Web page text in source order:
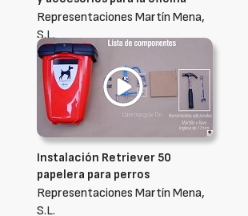
Representaciones Martín Mena,
S.L.
Instalación Retriever 50
papelera para perros
Representaciones Martín Mena,
S.L.